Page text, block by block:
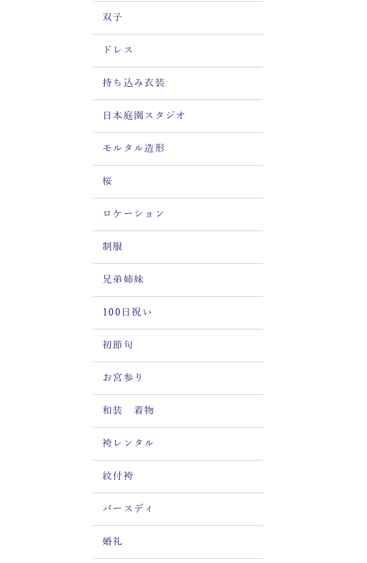
双子
ドレス
持ち込み衣装
日本庭園スタジオ
モルタル造形
桜
ロケーション
制服
兄弟姉妹
100日祝い
初節句
お宮参り
和装 着物
袴レンタル
紋付袴
バースディ
婚礼